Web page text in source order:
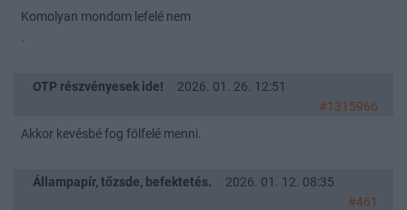
Komolyan mondom lefelé nem
.
OTP részvényesek ide!
2026. 01. 26. 12:51
#1315966
Akkor kevésbé fog fölfelé menni.
Állampapír, tőzsde, befektetés.
2026. 01. 12. 08:35
#461